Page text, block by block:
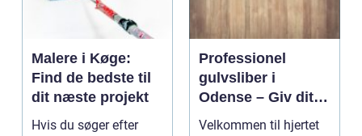
Malere i Køge:
Find de bedste til
dit næste projekt
Hvis du søger efter
Professionel
gulvsliber i
Odense – Giv dit
gulv nyt liv
Velkommen til hjertet